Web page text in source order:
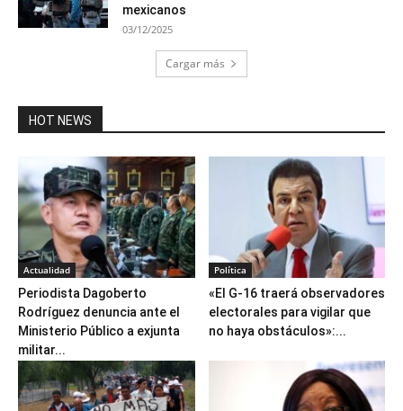
mexicanos
03/12/2025
Cargar más
HOT NEWS
Actualidad
Periodista Dagoberto
Rodríguez denuncia ante el
Ministerio Público a exjunta
militar...
Política
«El G-16 traerá observadores
electorales para vigilar que
no haya obstáculos»:...